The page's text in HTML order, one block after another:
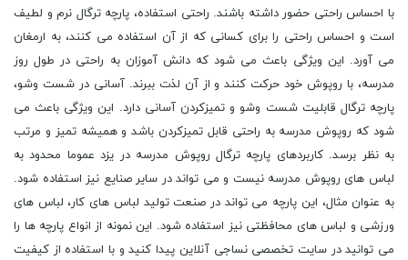
با احساس راحتی حضور داشته باشند. راحتی استفاده، پارچه ترگال نرم و لطیف
است و احساس راحتی را برای کسانی که از آن استفاده می کنند، به ارمغان
می آورد. این ویژگی باعث می شود که دانش آموزان به راحتی در طول روز
مدرسه، با روپوش خود حرکت کنند و از آن لذت ببرند. آسانی در شست وشو،
پارچه ترگال قابلیت شست وشو و تمیزکردن آسانی دارد. این ویژگی باعث می
شود که روپوش مدرسه به راحتی قابل تمیزکردن باشد و همیشه تمیز و مرتب
به نظر برسد. کاربردهای پارچه ترگال روپوش مدرسه در یزد عموما محدود به
لباس های روپوش مدرسه نیست و می تواند در سایر صنایع نیز استفاده شود.
به عنوان مثال، این پارچه می تواند در صنعت تولید لباس های کار، لباس های
ورزشی و لباس های محافظتی نیز استفاده شود. این نمونه از انواع پارچه ها را
می توانید در سایت تخصصی نساجی آنلاین پیدا کنید و با استفاده از کیفیت